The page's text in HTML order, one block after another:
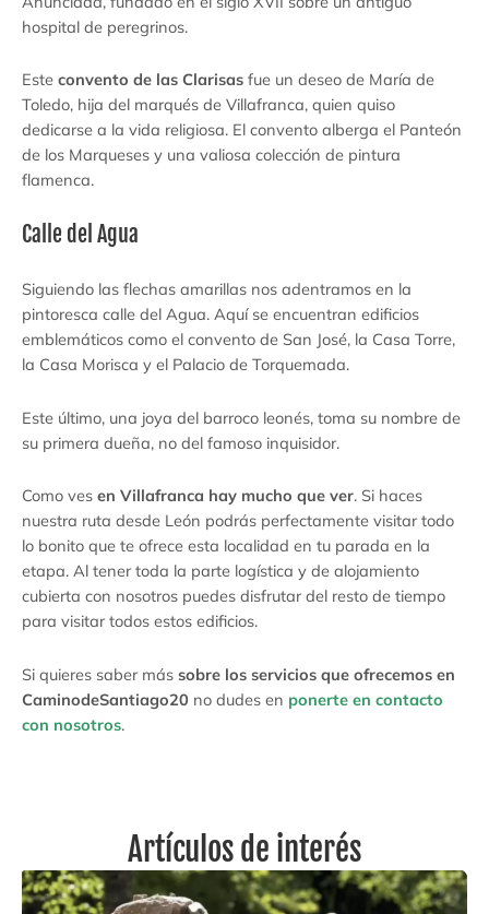
hospital de peregrinos.
Este convento de las Clarisas fue un deseo de María de
Toledo, hija del marqués de Villafranca, quien quiso
dedicarse a la vida religiosa. El convento alberga el Panteón
de los Marqueses y una valiosa colección de pintura
flamenca.
Calle del Agua
Siguiendo las flechas amarillas nos adentramos en la
pintoresca calle del Agua. Aquí se encuentran edificios
emblemáticos como el convento de San José, la Casa Torre,
la Casa Morisca y el Palacio de Torquemada.
Este último, una joya del barroco leonés, toma su nombre de
su primera dueña, no del famoso inquisidor.
Como ves en Villafranca hay mucho que ver. Si haces
nuestra ruta desde León podrás perfectamente visitar todo
lo bonito que te ofrece esta localidad en tu parada en la
etapa. Al tener toda la parte logística y de alojamiento
cubierta con nosotros puedes disfrutar del resto de tiempo
para visitar todos estos edificios.
Si quieres saber más sobre los servicios que ofrecemos en
CaminodeSantiago20 no dudes en ponerte en contacto
con nosotros.
Artículos de interés